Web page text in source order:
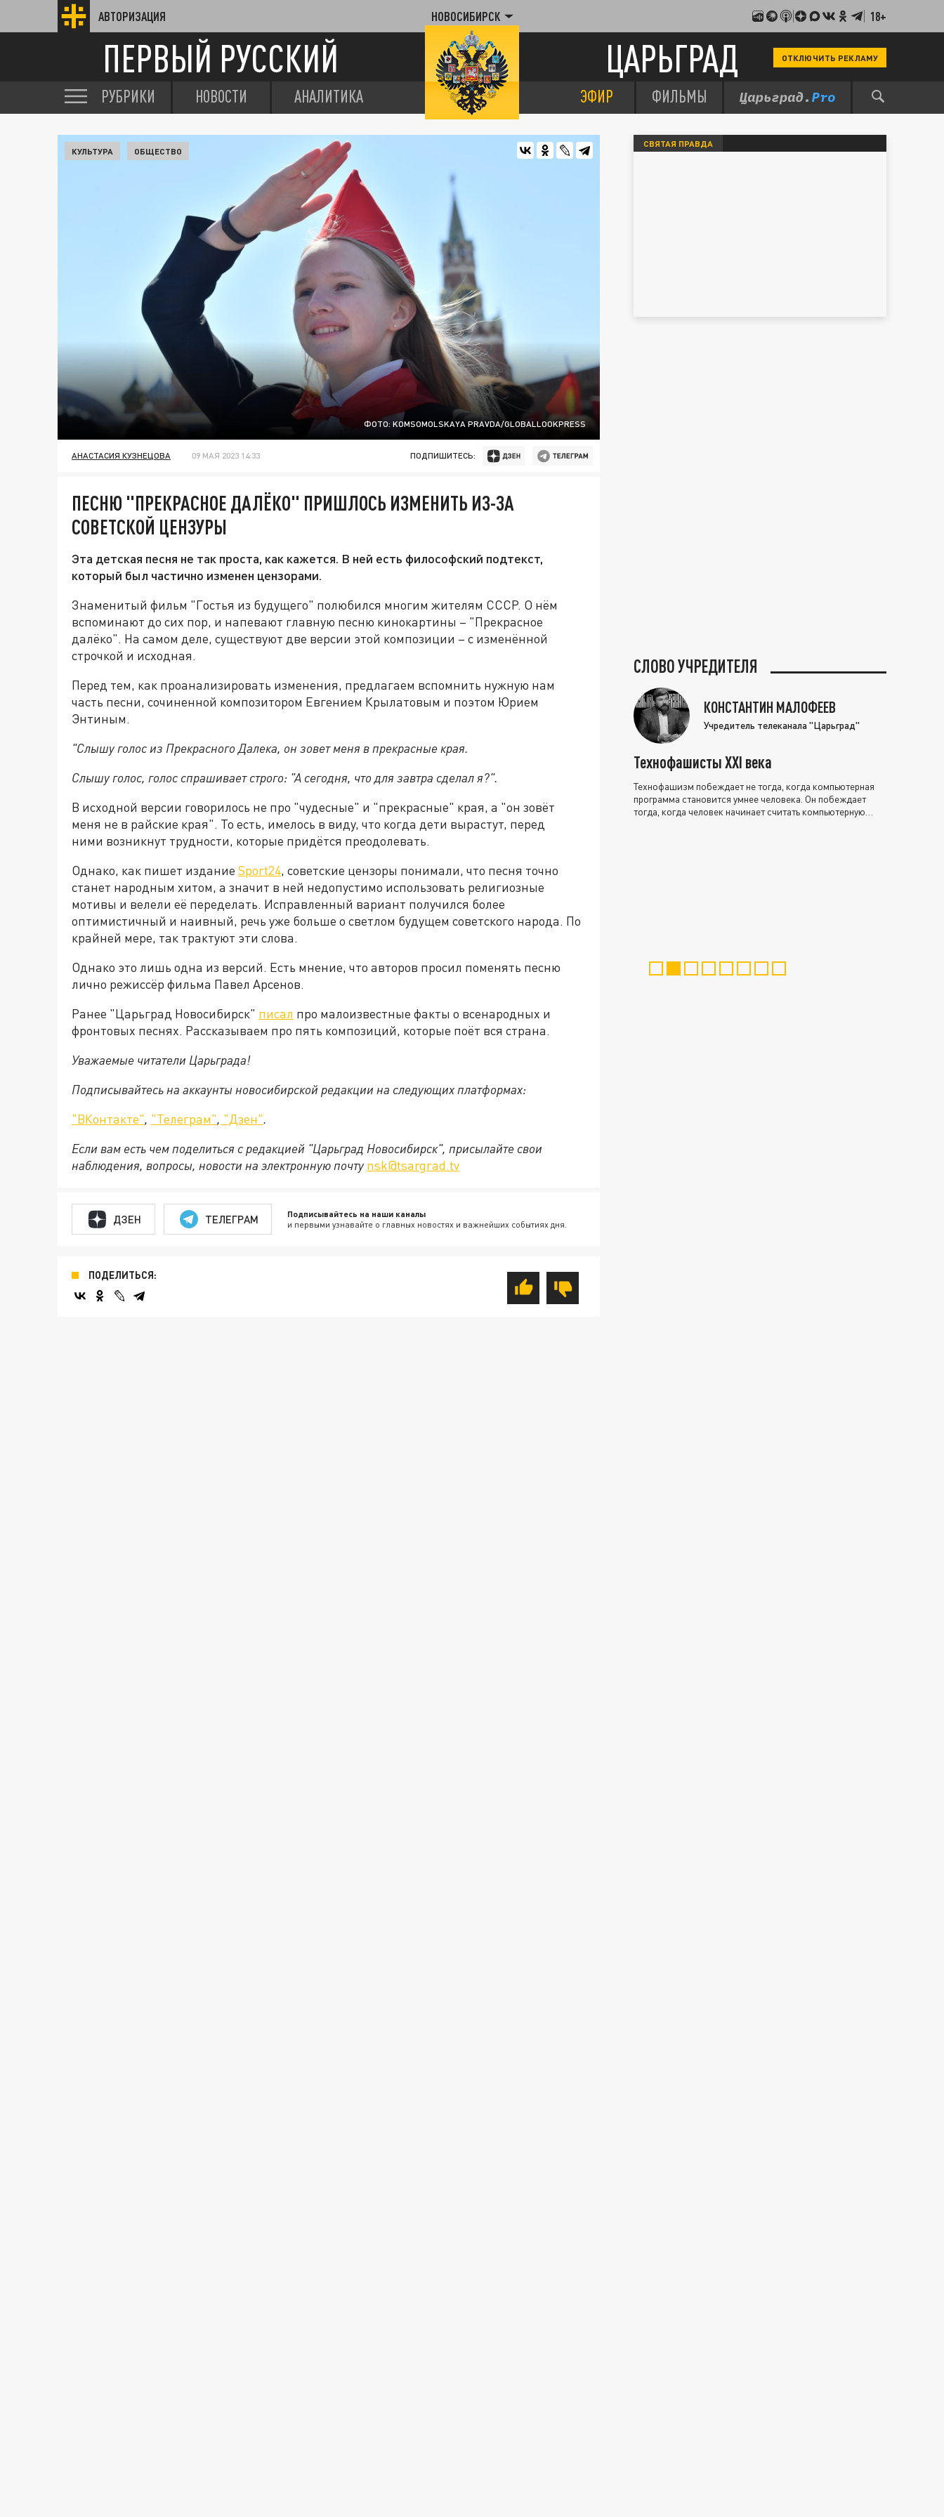
АВТОРИЗАЦИЯ НОВОСИБИРСК 18+
ПЕРВЫЙ РУССКИЙ ЦАРЬГРАД ОТКЛЮЧИТЬ РЕКЛАМУ
РУБРИКИ НОВОСТИ АНАЛИТИКА ЭФИР ФИЛЬМЫ
ФОТО: KOMSOMOLSKAYA PRAVDA/GLOBALLOOKPRESS
КУЛЬТУРА ОБЩЕСТВО
АНАСТАСИЯ КУЗНЕЦОВА 09 МАЯ 2023 14:33 ПОДПИШИТЕСЬ:
ПЕСНЮ "ПРЕКРАСНОЕ ДАЛЁКО" ПРИШЛОСЬ ИЗМЕНИТЬ ИЗ-ЗА
СОВЕТСКОЙ ЦЕНЗУРЫ
Эта детская песня не так проста, как кажется. В ней есть философский подтекст,
который был частично изменен цензорами.
Знаменитый фильм "Гостья из будущего" полюбился многим жителям СССР. О нём
вспоминают до сих пор, и напевают главную песню кинокартины – "Прекрасное
далёко". На самом деле, существуют две версии этой композиции – с изменённой
строчкой и исходная.
Перед тем, как проанализировать изменения, предлагаем вспомнить нужную нам
часть песни, сочиненной композитором Евгением Крылатовым и поэтом Юрием
Энтиным.
"Слышу голос из Прекрасного Далека, он зовет меня в прекрасные края.
Слышу голос, голос спрашивает строго: "А сегодня, что для завтра сделал я?".
В исходной версии говорилось не про "чудесные" и "прекрасные" края, а "он зовёт
меня не в райские края". То есть, имелось в виду, что когда дети вырастут, перед
ними возникнут трудности, которые придётся преодолевать.
Однако, как пишет издание Sport24, советские цензоры понимали, что песня точно
станет народным хитом, а значит в ней недопустимо использовать религиозные
мотивы и велели её переделать. Исправленный вариант получился более
оптимистичный и наивный, речь уже больше о светлом будущем советского народа. По
крайней мере, так трактуют эти слова.
Однако это лишь одна из версий. Есть мнение, что авторов просил поменять песню
лично режиссёр фильма Павел Арсенов.
Ранее "Царьград Новосибирск" писал про малоизвестные факты о всенародных и
фронтовых песнях. Рассказываем про пять композиций, которые поёт вся страна.
Уважаемые читатели Царьграда!
Подписывайтесь на аккаунты новосибирской редакции на следующих платформах:
"ВКонтакте", "Телеграм", "Дзен".
Если вам есть чем поделиться с редакцией "Царьград Новосибирск", присылайте свои
наблюдения, вопросы, новости на электронную почту nsk@tsargrad.tv
ДЗЕН ТЕЛЕГРАМ Подписывайтесь на наши каналы
и первыми узнавайте о главных новостях и важнейших событиях дня.
ПОДЕЛИТЬСЯ:
СВЯТАЯ ПРАВДА
СЛОВО УЧРЕДИТЕЛЯ
КОНСТАНТИН МАЛОФЕЕВ
Учредитель телеканала "Царьград"
Технофашисты XXI века
Технофашизм побеждает не тогда, когда компьютерная
программа становится умнее человека. Он побеждает
тогда, когда человек начинает считать компьютерную